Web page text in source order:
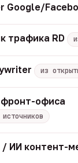
Google/
трафика RD
из
фронт-офиса
/ ИИ контент-